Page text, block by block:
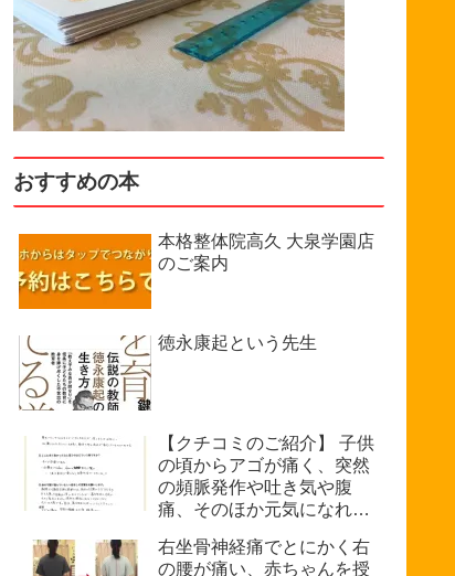
おすすめの本
本格整体院高久 大泉学園店
のご案内
徳永康起という先生
【クチコミのご紹介】 子供
の頃からアゴが痛く、突然
の頻脈発作や吐き気や腹
痛、そのほか元気になれな
院では原因不明を診断され
右坐骨神経痛でとにかく右
の腰が痛い、赤ちゃんを授